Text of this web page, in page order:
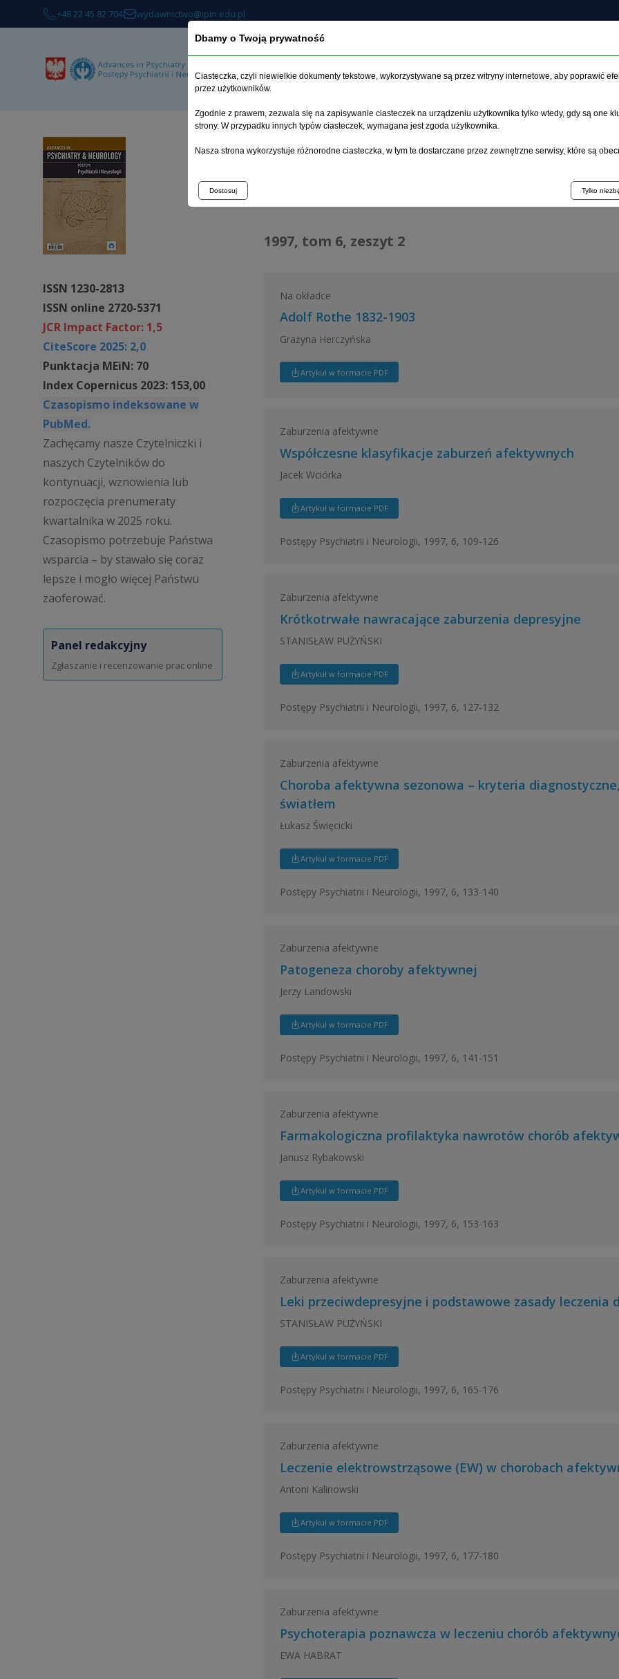
+48 22 45 82 704 wydawnictwo@ipin.edu.pl
O czasopiśmie Archiwum Etyka Instrukcja dla
ISSN 1230-2813
ISSN online 2720-5371
JCR Impact Factor: 1,5
CiteScore 2025: 2,0
Punktacja MEiN: 70
Index Copernicus 2023: 153,00
Czasopismo indeksowane w
PubMed.
Zachęcamy nasze Czytelniczki i
naszych Czytelników do
kontynuacji, wznowienia lub
rozpoczęcia prenumeraty
kwartalnika w 2025 roku.
Czasopismo potrzebuje Państwa
wsparcia – by stawało się coraz
lepsze i mogło więcej Państwu
zaoferować.
Panel redakcyjny
Zgłaszanie i recenzowanie prac online
Strona główna >Archiwum>zeszyt 2
1997, tom 6, zeszyt 2
Na okładce
Adolf Rothe 1832-1903
Grażyna Herczyńska
Artykuł w formacie PDF
Zaburzenia afektywne
Współczesne klasyfikacje zaburzeń afektywnych
Jacek Wciórka
Artykuł w formacie PDF
Postępy Psychiatrii i Neurologii, 1997, 6, 109-126
Zaburzenia afektywne
Krótkotrwałe nawracające zaburzenia depresyjne
STANISŁAW PUŻYŃSKI
Artykuł w formacie PDF
Postępy Psychiatrii i Neurologii, 1997, 6, 127-132
Zaburzenia afektywne
Choroba afektywna sezonowa – kryteria
światłem
Łukasz Święcicki
Artykuł w formacie PDF
Postępy Psychiatrii i Neurologii, 1997, 6, 133-140
Zaburzenia afektywne
Patogeneza choroby afektywnej
Jerzy Landowski
Artykuł w formacie PDF
Postępy Psychiatrii i Neurologii, 1997, 6, 141-151
Zaburzenia afektywne
Farmakologiczna profilaktyka nawrotów chorób
Janusz Rybakowski
Artykuł w formacie PDF
Postępy Psychiatrii i Neurologii, 1997, 6, 153-163
Zaburzenia afektywne
Leki przeciwdepresyjne i podstawowe zasady leczenia
STANISŁAW PUŻYŃSKI
Artykuł w formacie PDF
Postępy Psychiatrii i Neurologii, 1997, 6, 165-176
Zaburzenia afektywne
Leczenie elektrowstrząsowe (EW) w chorobach
Antoni Kalinowski
Artykuł w formacie PDF
Postępy Psychiatrii i Neurologii, 1997, 6, 177-180
Zaburzenia afektywne
Psychoterapia poznawcza w leczeniu chorób
EWA HABRAT
Dbamy o Twoją prywatność
Ciasteczka, czyli niewielkie dokumenty tekstowe, wykorzystywane są przez witryny internetowe, aby poprawić
przez użytkowników.
Zgodnie z prawem, zezwala się na zapisywanie ciasteczek na urządzeniu użytkownika tylko wtedy, gdy są one
strony. W przypadku innych typów ciasteczek, wymagana jest zgoda użytkownika.
Nasza strona wykorzystuje różnorodne ciasteczka, w tym te dostarczane przez zewnętrzne serwisy, które są
Dostosuj Tylko